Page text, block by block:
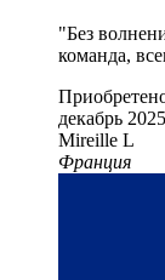
"Без
команда,
декабрь 2025
Mireille L
Франция